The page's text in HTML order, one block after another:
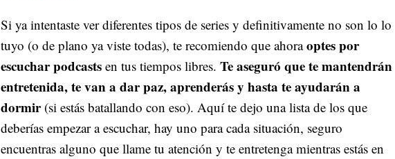
Si ya intentaste ver diferentes tipos de series y definitivamente no son lo lo
tuyo (o de plano ya viste todas), te recomiendo que ahoraoptes por
escuchar podcasts en tus tiempos libres. Te aseguró que te mantendrán
entretenida, te van a dar paz, aprenderás y hasta te ayudarán a
dormir(si estás batallando con eso). Aquí te dejo una lista de los que
deberías empezar a escuchar, hay uno para cada situación, seguro
encuentras alguno que llame tu atención y te entretenga mientras estás en